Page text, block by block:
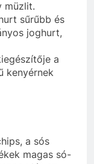
müzlit.
sűrűbb és
joghurt,
a
kenyérnek
a sós
magas só-